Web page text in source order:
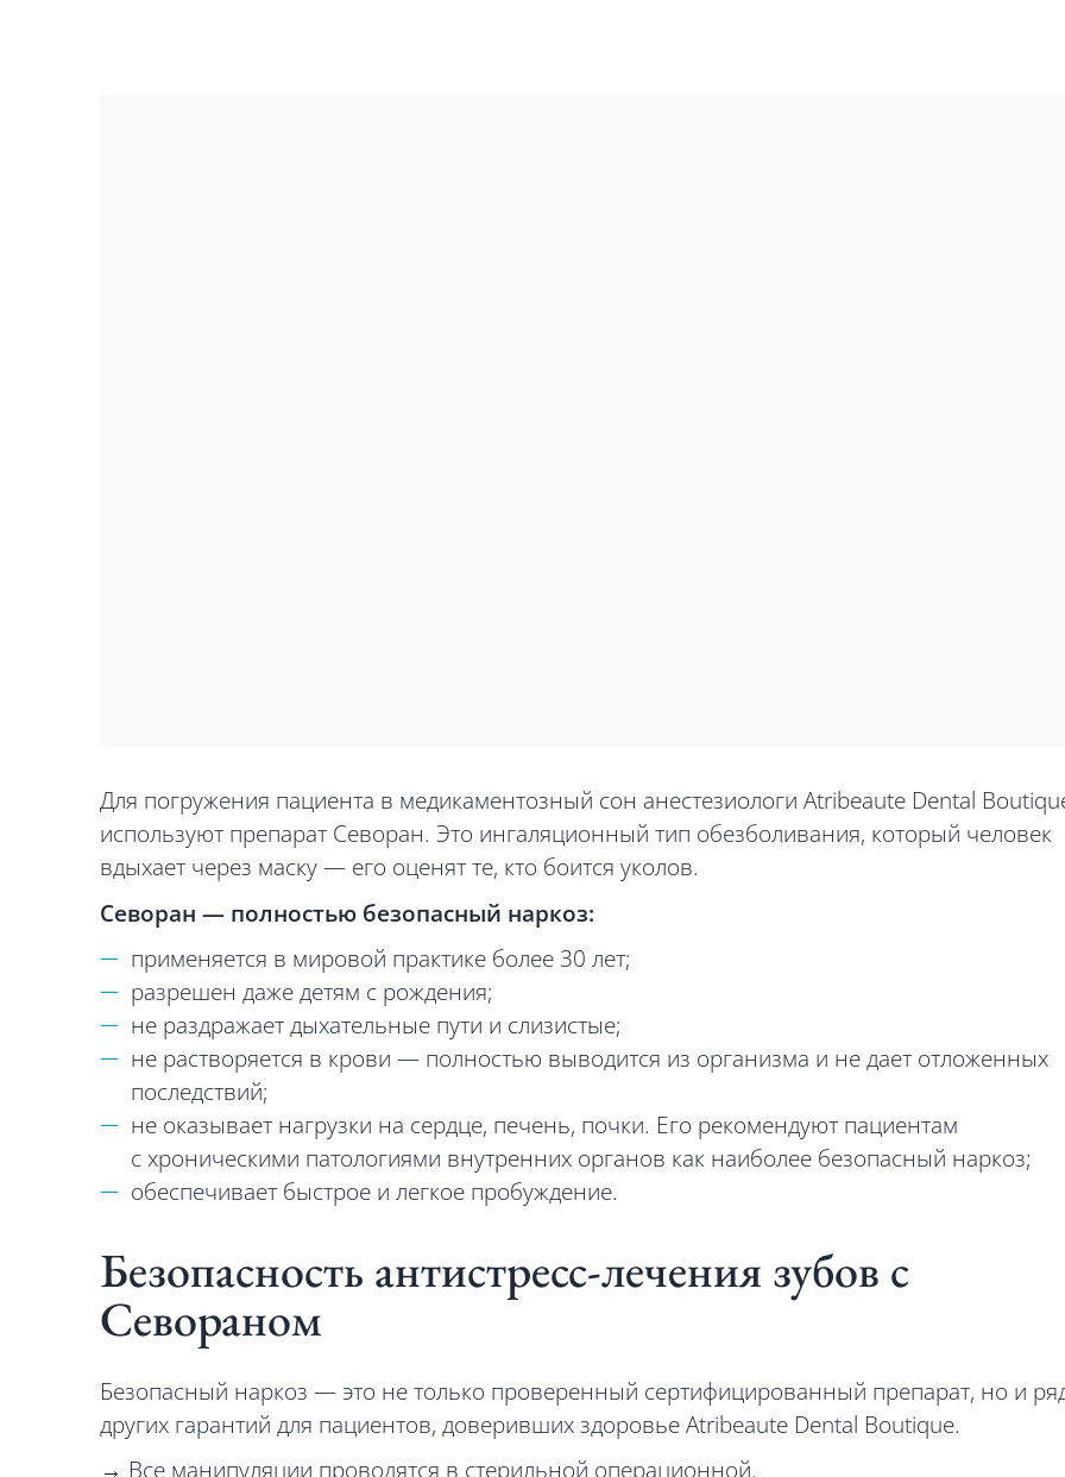
Для погружения пациента в медикаментозный сон анестезиологи Atribeaute Dental
используют препарат Севоран. Это ингаляционный тип обезболивания, который человек
вдыхает через маску — его оценят те, кто боится уколов.
Севоран — полностью безопасный наркоз:
применяется в мировой практике более 30 лет;
разрешен даже детям с рождения;
не раздражает дыхательные пути и слизистые;
не растворяется в крови — полностью выводится из организма и не дает отложенных
последствий;
не оказывает нагрузки на сердце, печень, почки. Его рекомендуют пациентам
с хроническими патологиями внутренних органов как наиболее безопасный наркоз;
обеспечивает быстрое и легкое пробуждение.
Безопасность антистресс-лечения зубов с
Севораном
Безопасный наркоз — это не только проверенный сертифицированный препарат, но и
других гарантий для пациентов, доверивших здоровье Atribeaute Dental Boutique.
→ Все манипуляции проводятся в стерильной операционной.